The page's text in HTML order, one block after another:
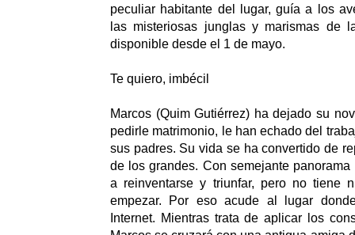
peculiar habitante del lugar, guía a los
las misteriosas junglas y marismas de
disponible desde el 1 de mayo.
Te quiero, imbécil
Marcos (Quim Gutiérrez) ha dejado su
pedirle matrimonio, le han echado del
sus padres. Su vida se ha convertido de
de los grandes. Con semejante
a reinventarse y triunfar, pero no tiene
empezar. Por eso acude al lugar
Internet. Mientras trata de aplicar los